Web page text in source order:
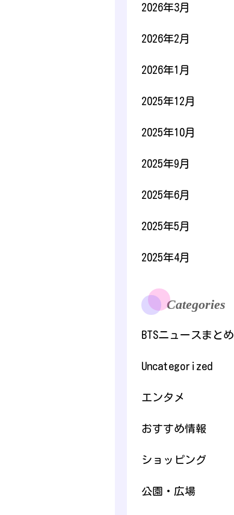
2026年3月
2026年2月
2026年1月
2025年12月
2025年10月
2025年9月
2025年6月
2025年5月
2025年4月
Categories
BTSニュースまとめ
Uncategorized
エンタメ
おすすめ情報
ショッピング
公園・広場